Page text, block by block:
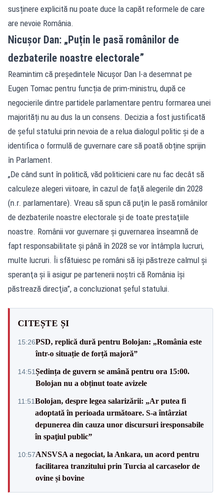
susținere explicită nu poate duce la capăt reformele de care
are nevoie România.
Nicușor Dan: „Puțin le pasă românilor de
dezbaterile noastre electorale”
Reamintim că președintele Nicușor Dan l-a desemnat pe
Eugen Tomac pentru funcția de prim-ministru, după ce
negocierile dintre partidele parlamentare pentru formarea unei
majorități nu au dus la un consens. Decizia a fost justificată
de șeful statului prin nevoia de a relua dialogul politic și de a
identifica o formulă de guvernare care să poată obține sprijin
în Parlament.
„De când sunt în politică, văd politicieni care nu fac decât să
calculeze alegeri viitoare, în cazul de faţă alegerile din 2028
(n.r. parlamentare). Vreau să spun că puţin le pasă românilor
de dezbaterile noastre electorale şi de toate prestaţiile
noastre. Românii vor guvernare şi guvernarea înseamnă de
fapt responsabilitate şi până în 2028 se vor întâmpla lucruri,
multe lucruri. Îi sfătuiesc pe români să îşi păstreze calmul şi
speranţa şi îi asigur pe partenerii noştri că România îşi
păstrează direcţia”, a concluzionat șeful statului.
CITEȘTE ȘI
15:26PSD, replică dură pentru Bolojan: „România este
într-o situație de forță majoră”
14:51Ședința de guvern se amână pentru ora 15:00.
Bolojan nu a obținut toate avizele
11:51Bolojan, despre legea salarizării: „Ar putea fi
adoptată în perioada următoare. S-a întârziat
depunerea din cauza unor discursuri iresponsabile
în spaţiul public”
10:57ANSVSA a negociat, la Ankara, un acord pentru
facilitarea tranzitului prin Turcia al carcaselor de
ovine și bovine